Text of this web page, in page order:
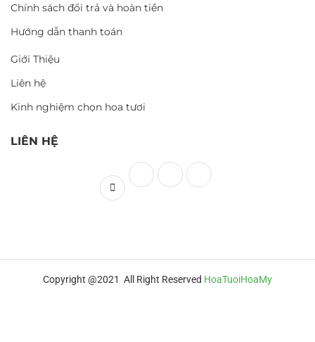
Chính sách đổi trả và hoàn tiền
Hướng dẫn thanh toán
Giới Thiệu
Liên hệ
Kinh nghiệm chọn hoa tươi
LIÊN HỆ
Copyright @2021 All Right Reserved HoaTuoiHoaMy